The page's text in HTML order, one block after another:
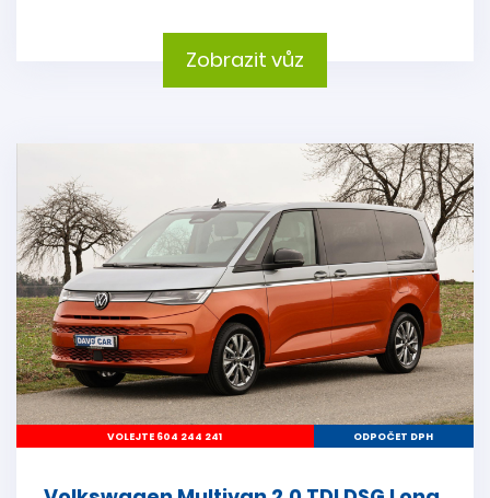
Zobrazit vůz
VOLEJTE 604 244 241 ODPOČET DPH